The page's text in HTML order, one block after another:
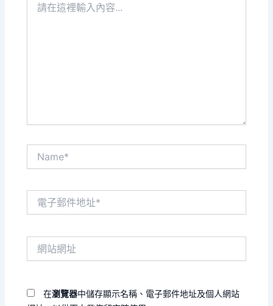
在瀏覽器中儲存顯示名稱、電子郵件地址及個人網站